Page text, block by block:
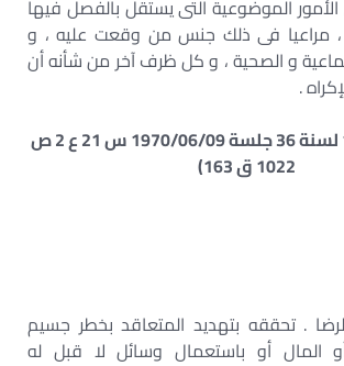
الموضوعية التى يستقل بالفصل فيها
مراعيا فى ذلك جنس من وقعت عليه ، و
و الصحية ، و كل ظرف آخر من شأنه أن
.
(الطعن رقم 142 لسنة 36 جلسة 1970/06/09 س 21 ع 2 ص
1022 ق 163)
. تحققه بتهديد المتعاقد بخطر جسيم
المال أو باستعمال وسائل لا قبل له